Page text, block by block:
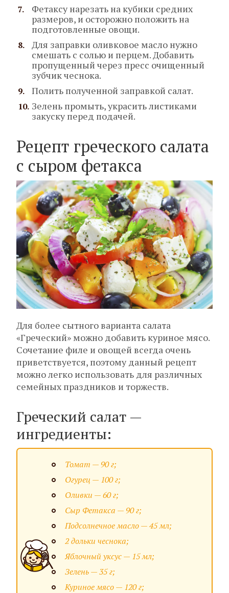
Фетаксу нарезать на кубики средних
размеров, и осторожно положить на
подготовленные овощи.
Для заправки оливковое масло нужно
смешать с солью и перцем. Добавить
пропущенный через пресс очищенный
зубчик чеснока.
Полить полученной заправкой салат.
Зелень промыть, украсить листиками
закуску перед подачей.
Рецепт греческого салата
с сыром фетакса
Для более сытного варианта салата
«Греческий» можно добавить куриное мясо.
Сочетание филе и овощей всегда очень
приветствуется, поэтому данный рецепт
можно легко использовать для различных
семейных праздников и торжеств.
Греческий салат —
ингредиенты:
Томат — 90 г;
Огурец — 100 г;
Оливки — 60 г;
Сыр Фетакса — 90 г;
Подсолнечное масло — 45 мл;
2 дольки чеснока;
Яблочный уксус — 15 мл;
Зелень — 35 г;
Куриное мясо — 120 г;